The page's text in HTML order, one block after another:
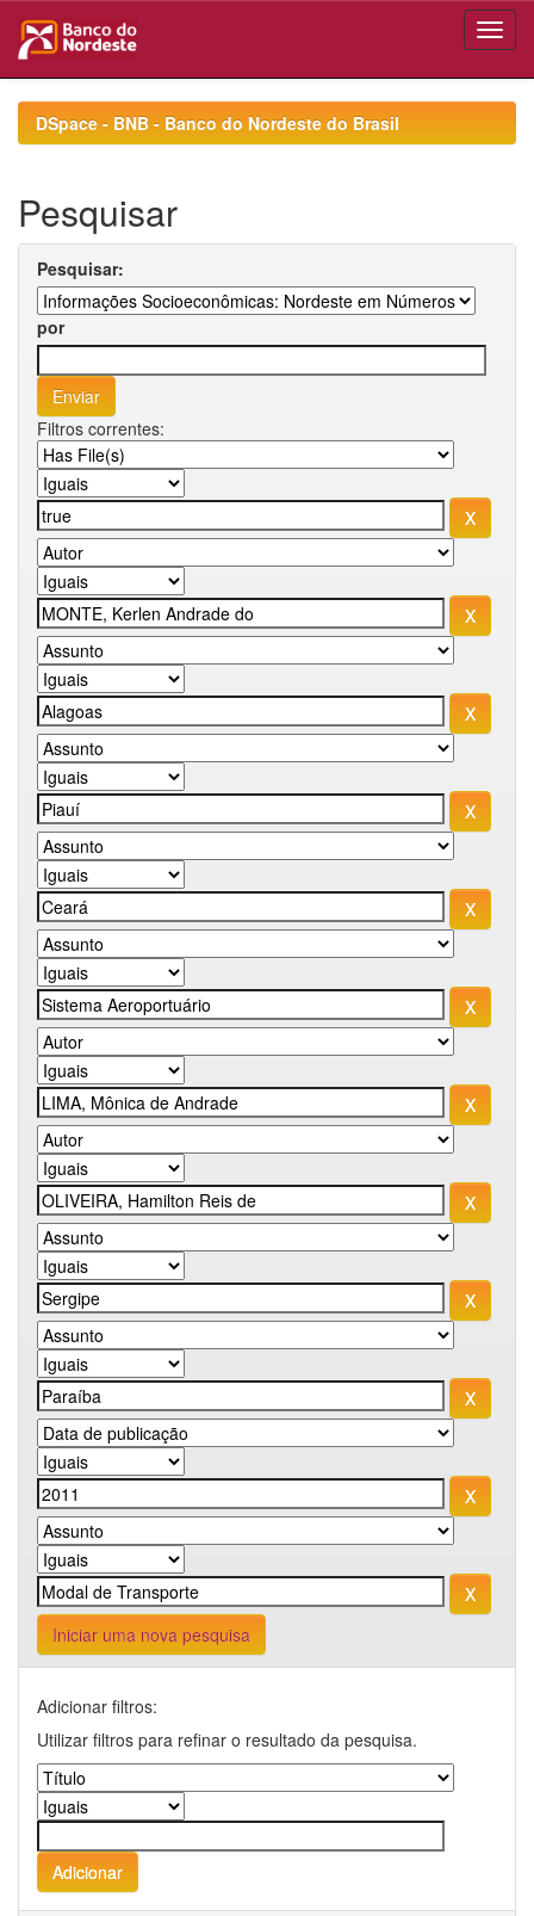
navigationDSpace - BNB - Banco do Nordeste do Brasil
Pesquisar
Pesquisar:
por
Filtros correntes:
Iniciar uma nova pesquisa
Adicionar filtros:
Utilizar filtros para refinar o resultado da pesquisa.